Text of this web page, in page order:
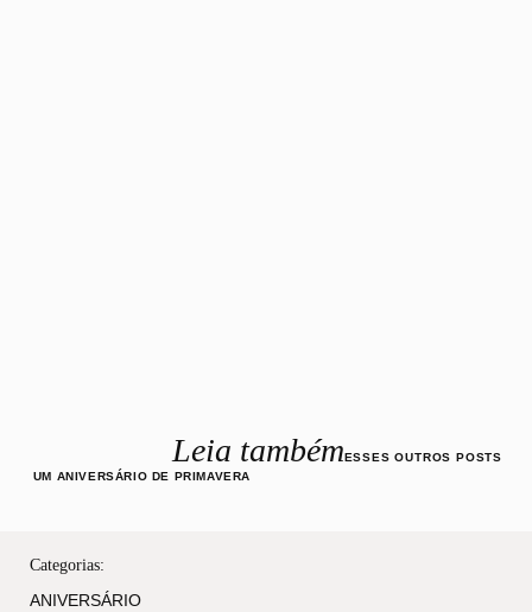
Leia tambémESSES OUTROS POSTS
UM ANIVERSÁRIO DE PRIMAVERA
Categorias:
ANIVERSÁRIO